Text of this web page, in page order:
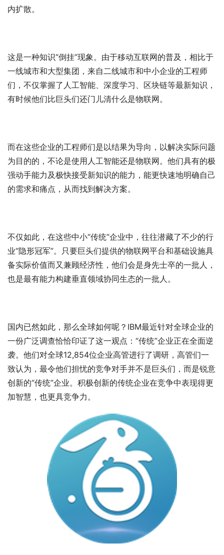
内扩散。
这是一种知识“倒挂”现象。由于移动互联网的普及，相比于
一线城市和大型集团，来自二线城市和中小企业的工程师
们，不仅掌握了人工智能、深度学习、区块链等最新知识，
有时候他们比巨头们还门儿清什么是物联网。
而在这些企业的工程师们是以结果为导向，以解决实际问题
为目的的，不论是使用人工智能还是物联网。他们具有的极
强动手能力及极快接受新知识的能力，能更快速地明确自己
的需求和痛点，从而找到解决方案。
不仅如此，在这些中小“传统”企业中，往往潜藏了不少的行
业“隐形冠军”。只要巨头们提供的物联网平台和基础设施具
备实际价值而又兼顾经济性，他们会是身先士卒的一批人，
也是最有能力构建垂直领域协同生态的一批人。
国内已然如此，那么全球如何呢？IBM最近针对全球企业的
一份广泛调查恰恰印证了这一观点：“传统”企业正在全面逆
袭。他们对全球12,854位企业高管进行了调研，高管们一
致认为，最令他们担忧的竞争对手并不是巨头们，而是锐意
创新的“传统”企业。积极创新的传统企业在竞争中表现得更
加智慧，也更具竞争力。